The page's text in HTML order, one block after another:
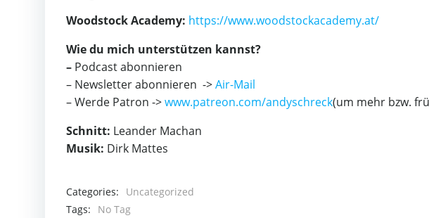
Woodstock Academy: https://www.woodstockacademy.at/
Wie du mich unterstützen kannst?
– Podcast abonnieren
– Newsletter abonnieren ->Air-Mail
– Werde Patron ->www.patreon.com/andyschreck(um mehr bzw.
Schnitt: Leander Machan
Musik: Dirk Mattes
Categories:
Uncategorized
Tags:
No Tag